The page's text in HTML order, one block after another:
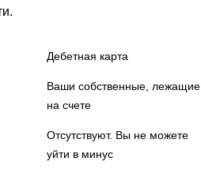
Дебетная карта
Ваши собственные, лежащие
на счете
Отсутствуют. Вы не можете
уйти в минус